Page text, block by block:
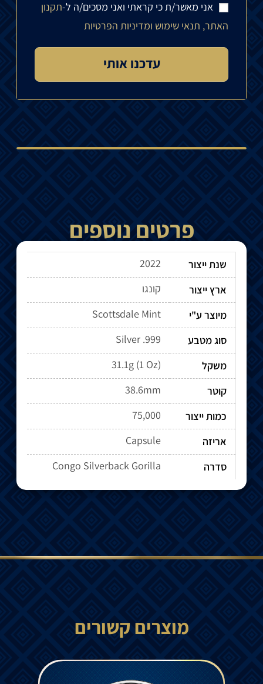
אני מאשר/ת כי קראתי ואני מסכים/ה ל-תקנון
האתר, תנאי שימוש ומדיניות הפרטיות
פרטים נוספים
שנת ייצור
2022
ארץ ייצור
קונגו
מיוצר ע"י
Scottsdale Mint
סוג מטבע
Silver .999
משקל
31.1g (1 Oz)
קוטר
38.6mm
כמות ייצור
75,000
אריזה
Capsule
סדרה
Congo Silverback Gorilla
מוצרים קשורים